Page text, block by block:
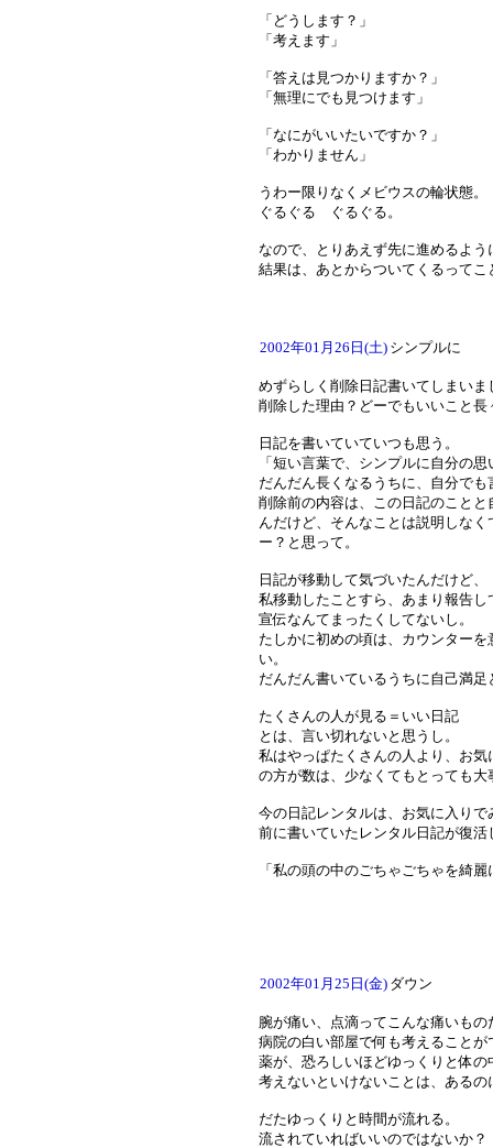
「どうします？」
「考えます」
「答えは見つかりますか？」
「無理にでも見つけます」
「なにがいいたいですか？」
「わかりません」
うわー限りなくメビウスの輪状態。
ぐるぐる ぐるぐる。
なので、とりあえず先に進めるよう
結果は、あとからついてくるってこ
2002年01月26日(土) シンプルに
めずらしく削除日記書いてしまいま
削除した理由？どーでもいいこと長
日記を書いていていつも思う。
「短い言葉で、シンプルに自分の
だんだん長くなるうちに、自分で
削除前の内容は、この日記のこと
んだけど、そんなことは説明しな
ー？と思って。
日記が移動して気づいたんだけど、
私移動したことすら、あまり報告し
宣伝なんてまったくしてないし。
たしかに初めの頃は、カウンター
い。
だんだん書いているうちに自己満足
たくさんの人が見る＝いい日記
とは、言い切れないと思うし。
私はやっぱたくさんの人より、お
の方が数は、少なくてもとっても大
今の日記レンタルは、お気に入り
前に書いていたレンタル日記が復
「私の頭の中のごちゃごちゃを綺
2002年01月25日(金) ダウン
腕が痛い、点滴ってこんな痛いもの
病院の白い部屋で何も考えること
薬が、恐ろしいほどゆっくりと体の
考えないといけないことは、ある
だたゆっくりと時間が流れる。
流されていればいいのではないか？